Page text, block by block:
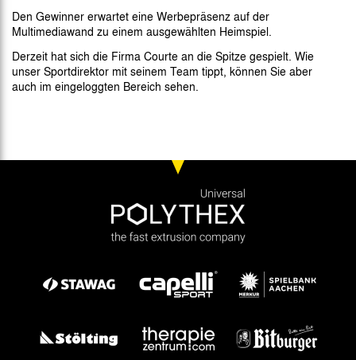
Den Gewinner erwartet eine Werbepräsenz auf der
Multimediawand zu einem ausgewählten Heimspiel.
Derzeit hat sich die Firma Courte an die Spitze gespielt. Wie
unser Sportdirektor mit seinem Team tippt, können Sie aber
auch im eingeloggten Bereich sehen.